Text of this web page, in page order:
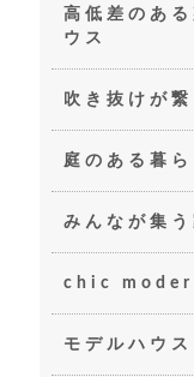
高低差のあ
ウス
吹き抜けが繋
庭のある暮ら
みんなが集う
chic
モデルハウス